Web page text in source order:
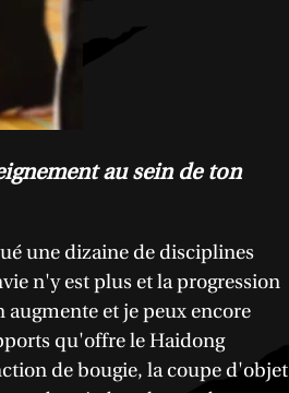
au sein de ton
une dizaine de disciplines
n'y est plus et la progression
et je peux encore
qu'offre le Haidong
de bougie, la coupe d'objet